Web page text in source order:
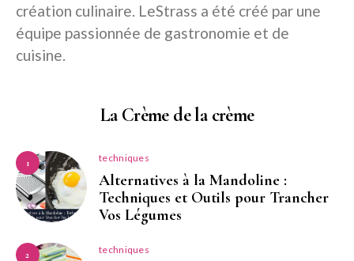
création culinaire. LeStrass a été créé par une
équipe passionnée de gastronomie et de
cuisine.
La Crème de la crème
1 techniques
Alternatives à la Mandoline :
Techniques et Outils pour Trancher
Vos Légumes
2 techniques